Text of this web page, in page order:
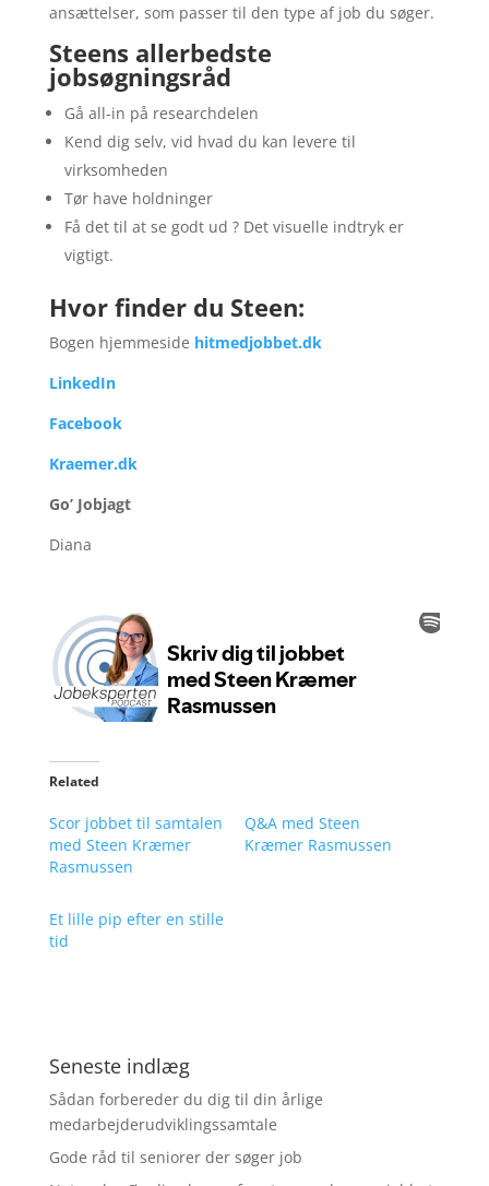
ansættelser, som passer til den type af job du søger.
Steens allerbedste
jobsøgningsråd
Gå all-in på researchdelen
Kend dig selv, vid hvad du kan levere til
virksomheden
Tør have holdninger
Få det til at se godt ud ? Det visuelle indtryk er
vigtigt.
Hvor finder du Steen:
Bogen hjemmeside hitmedjobbet.dk
LinkedIn
Facebook
Kraemer.dk
Go’ Jobjagt
Diana
Related
Scor jobbet til samtalen
med Steen Kræmer
Rasmussen
Q&A med Steen
Kræmer Rasmussen
Et lille pip efter en stille
tid
Seneste indlæg
Sådan forbereder du dig til din årlige
medarbejderudviklingssamtale
Gode råd til seniorer der søger job